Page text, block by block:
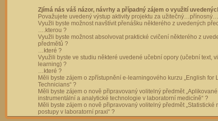
Zjímá nás váš názor, návrhy a případný zájem o využití
Považujete uvedený výstup aktivity projektu za
Využli byste možnost navštívit přenášku některého z uvedených
….kterou ?
Využli byste možnost absolvovat praktické cvičení některého z
předmětů ?
…které ?
Využili byste ve studiu některé uvedené učební opory (učební text,
learning) ?
…které ?
Měli byste zájem o zpřístupnění e-learningového kurzu „English for
Technicians“ ?
Měli byste zájem o nově připravovaný volitelný předmět „Aplikované
instrumentální a analytické technologie v laboratorní medicíně“ ?
Měli byste zájem o nově připravovaný volitelný předmět „Statistické
postupy v laboratorní praxi“ ?